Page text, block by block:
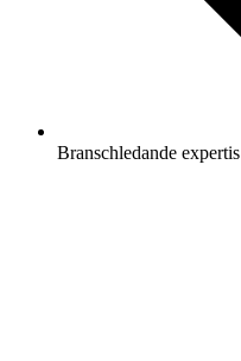
Branschledande expertis